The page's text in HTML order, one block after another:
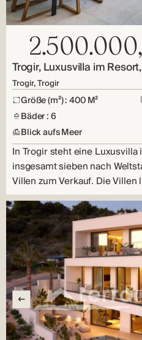
Trogir, Luxusvilla im
Trogir, Trogir
Größe (m²) : 400 M²
Bäder : 6
Blick aufs Meer
In Trogir steht eine Luxusvilla
insgesamt sieben nach
Villen zum Verkauf. Die Villen